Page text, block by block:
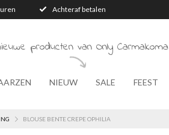
Achteraf betalen
producten van Only Carmakoma
NIEUW SALE FEEST
BLOUSE BENTE CREPE OPHILIA